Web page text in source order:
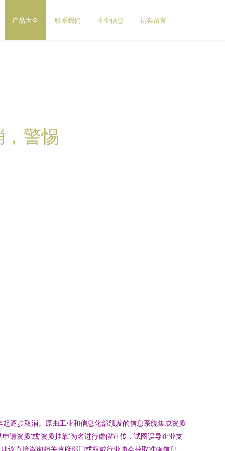
产品大全 联系我们 企业信息 访客留言
警惕
逐步取消。原由工业和信息化部颁发的信息系统集成资质
资质’或‘资质挂靠’为名进行虚假宣传，试图误导企业支
直接咨询相关政府部门或权威行业协会获取准确信息。